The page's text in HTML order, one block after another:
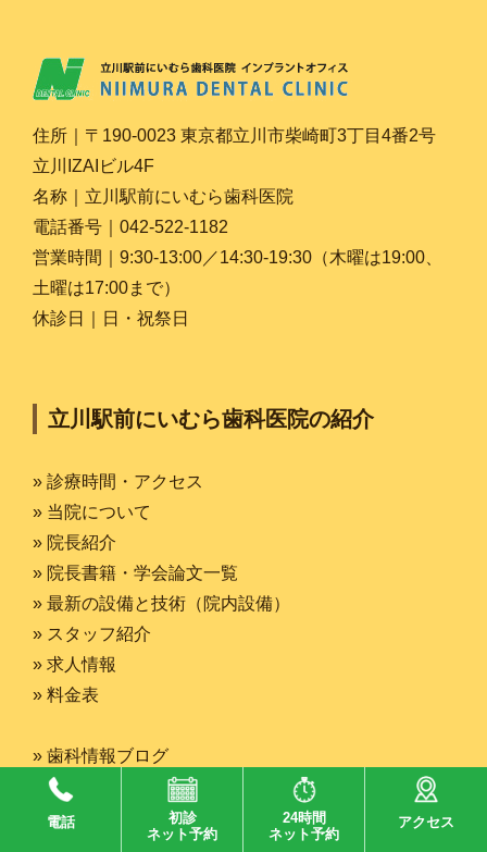
住所｜〒190-0023 東京都立川市柴崎町3丁目4番2号
立川IZAIビル4F
名称｜立川駅前にいむら歯科医院
電話番号｜042-522-1182
営業時間｜9:30-13:00／14:30-19:30（木曜は19:00、
土曜は17:00まで）
休診日｜日・祝祭日
立川駅前にいむら歯科医院の紹介
» 診療時間・アクセス
» 当院について
» 院長紹介
» 院長書籍・学会論文一覧
» 最新の設備と技術（院内設備）
» スタッフ紹介
» 求人情報
» 料金表
» 歯科情報ブログ
» プライバシーポリシー
» サイトマップ
電話
初診
ネット予約
24時間
ネット予約
アクセス